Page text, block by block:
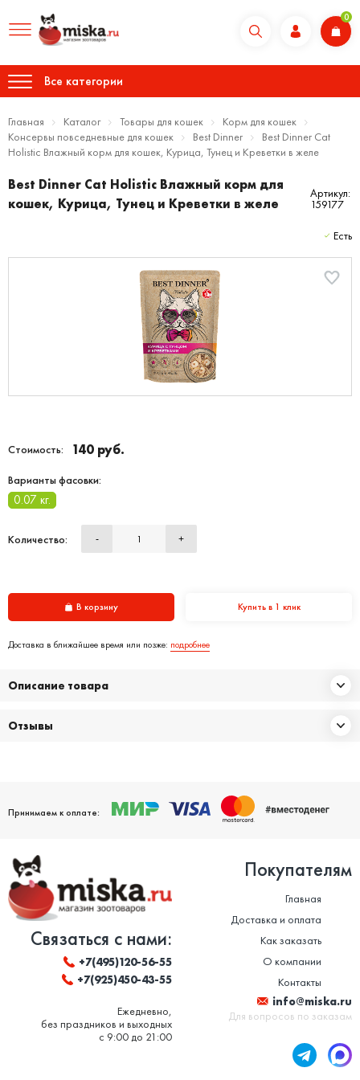
0
Все категории
Главная Каталог Товары для кошек
Корм для кошек
Консервы повседневные для кошек
Best Dinner
Best Dinner Cat
Holistic Влажный корм для кошек, Курица, Тунец и Креветки в желе
Best Dinner Cat Holistic Влажный корм для
кошек, Курица, Тунец и Креветки в желе
Артикул:
159177
Есть
Стоимость: 140 руб.
Варианты фасовки:
0.07 кг.
Количество: - +
В корзину Купить в 1 клик
Доставка в ближайшее время или позже: подробнее
Описание товара
Отзывы
Принимаем к оплате:
Связаться с нами:
+7(495)120-56-55
+7(925)450-43-55
Ежедневно,
без праздников и выходных
с 9:00 до 21:00
Покупателям
Главная
Доставка и оплата
Как заказать
О компании
Контакты
info@miska.ru
Для вопросов по заказам